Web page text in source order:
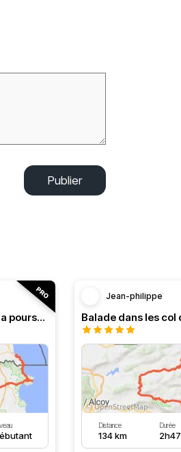
Publier
RT n°13 Balade catalane - A la poursuite de l’authentique
Jean-philippe
Distance
134 km
Durée
2h47